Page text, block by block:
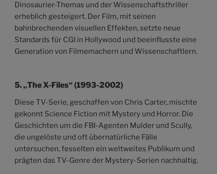
Dinosaurier-Themas und der Wissenschaftsthriller
erheblich gesteigert. Der Film, mit seinen
bahnbrechenden visuellen Effekten, setzte neue
Standards für CGI in Hollywood und beeinflusste eine
Generation von Filmemachern und Wissenschaftlern.
5.„The X-Files“ (1993-2002)
Diese TV-Serie, geschaffen von Chris Carter, mischte
gekonnt Science Fiction mit Mystery und Horror. Die
Geschichten um die FBI-Agenten Mulder und Scully,
die ungelöste und oft übernatürliche Fälle
untersuchen, fesselten ein weltweites Publikum und
prägten das TV-Genre der Mystery-Serien nachhaltig.